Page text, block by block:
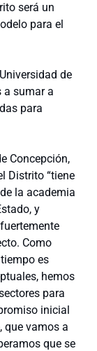
será un
para el
de
a sumar a
para
Concepción,
Distrito “tiene
la academia
y
Como
es
hemos
para
inicial
que vamos a
que se